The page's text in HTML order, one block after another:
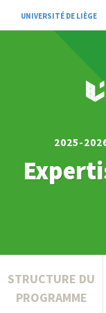
UNIVERSITÉ DE LIÈGE
2025-
STRUCTURE DU
PROGRAMME